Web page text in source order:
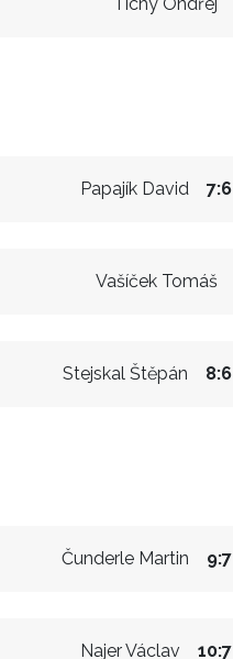
Papajík David 7:6
Vašíček Tomáš
Stejskal Štěpán 8:6
Čunderle Martin 9:7
Najer Václav 10:7